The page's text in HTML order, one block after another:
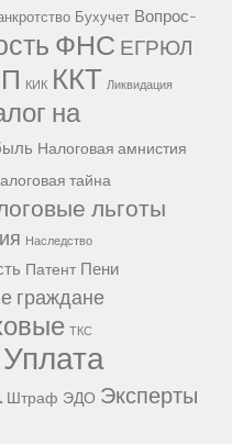
Бухучет Вопрос-
ФНС ЕГРЮЛ
КИК ККТ Ликвидация
на
Налоговая амнистия
тайна
льготы
Наследство
Патент Пени
граждане
ТКС
Уплата
Штраф ЭДО Эксперты